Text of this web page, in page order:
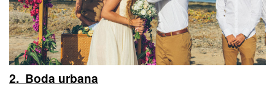
2. Boda urbana